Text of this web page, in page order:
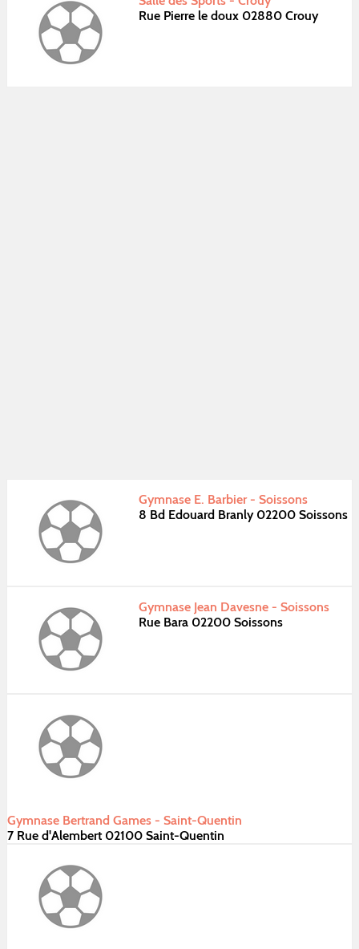
Rue Pierre le doux 02880 Crouy
Gymnase E. Barbier - Soissons
8 Bd Edouard Branly 02200 Soissons
Gymnase Jean Davesne - Soissons
Rue Bara 02200 Soissons
Gymnase Bertrand Games - Saint-Quentin
7 Rue d'Alembert 02100 Saint-Quentin